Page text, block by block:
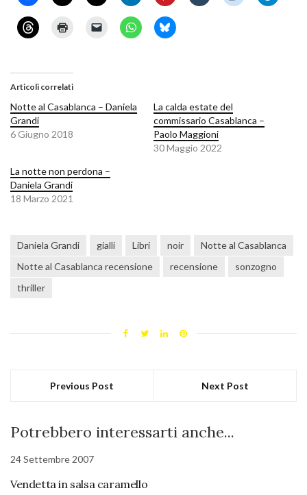
Articoli correlati
Notte al Casablanca – Daniela
Grandi
6 Giugno 2018
La calda estate del
commissario Casablanca –
Paolo Maggioni
30 Maggio 2022
La notte non perdona –
Daniela Grandi
18 Marzo 2021
Daniela Grandi gialli Libri noir
Notte al Casablanca
Notte al Casablanca recensione
recensione
sonzogno
thriller
Previous Post Next Post
Potrebbero interessarti anche...
24 Settembre 2007
Vendetta in salsa caramello